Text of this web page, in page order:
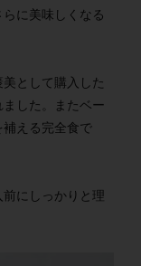
に美味しくなる
として購入した
した。またベー
える完全食で
にしっかりと理